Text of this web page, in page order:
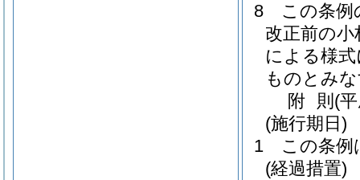
8
この条例
改正前の
による様
ものとみ
附 則 (
(施行期日)
1
この条例
(経過措置)